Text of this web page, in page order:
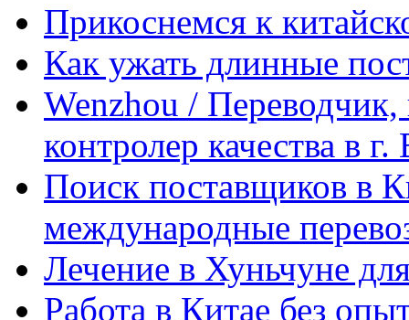
Прикоснемся к
Как ужать длинные
Wenzhou / Переводчик,
контролер качества в
Поиск поставщиков в
международные
Лечение в Хуньчуне
Работа в Китае без